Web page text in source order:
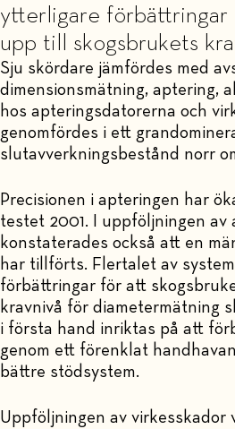
ytterligare förbättringar
upp till skogsbrukets
Sju skördare jämfördes med
dimensionsmätning, aptering,
hos apteringsdatorerna och
genomfördes i ett
slutavverkningsbestånd norr
Precisionen i apteringen har
testet 2001. I uppföljningen av
konstaterades också att en
har tillförts. Flertalet av
förbättringar för att
kravnivå för diametermätning
i första hand inriktas på att
genom ett förenklat
bättre stödsystem.
Uppföljningen av virkesskador